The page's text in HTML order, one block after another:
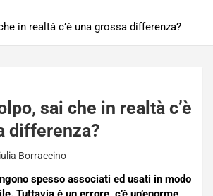
in realtà c’è una grossa differenza?
sai che in realtà c’è
differenza?
Borraccino
spesso associati ed usati in modo